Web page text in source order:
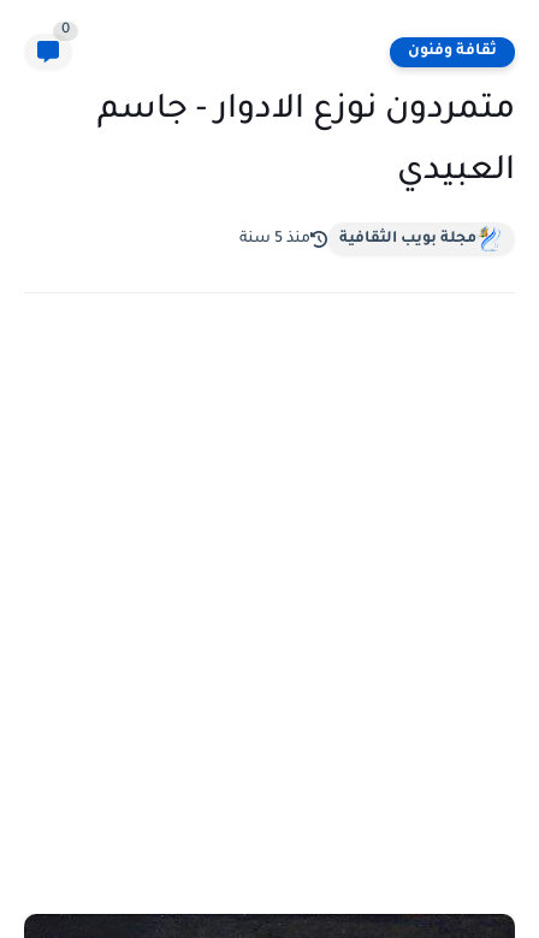
ثقافة وفنون
0
متمردون نوزع الادوار - جاسم
العبيدي
مجلة بويب الثقافية منذ 5 سنة